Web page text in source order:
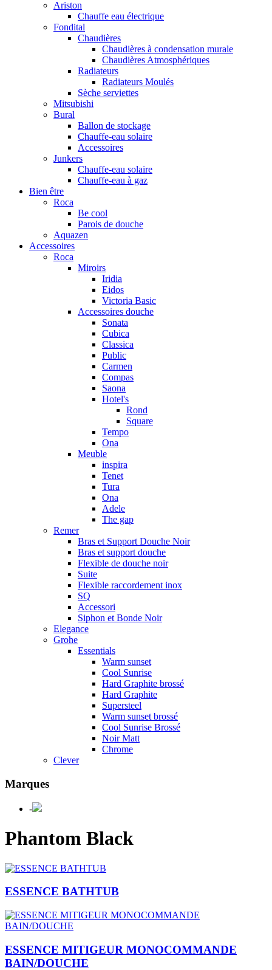
Ariston
Chauffe eau électrique
Fondital
Chaudières
Chaudières à condensation murale
Chaudières Atmosphériques
Radiateurs
Radiateurs Moulés
Sèche serviettes
Mitsubishi
Bural
Ballon de stockage
Chauffe-eau solaire
Accessoires
Junkers
Chauffe-eau solaire
Chauffe-eau à gaz
Bien être
Roca
Be cool
Parois de douche
Aquazen
Accessoires
Roca
Miroirs
Iridia
Eidos
Victoria Basic
Accessoires douche
Sonata
Cubica
Classica
Public
Carmen
Compas
Saona
Hotel's
Rond
Square
Tempo
Ona
Meuble
inspira
Tenet
Tura
Ona
Adele
The gap
Remer
Bras et Support Douche Noir
Bras et support douche
Flexible de douche noir
Suite
Flexible raccordement inox
SQ
Accessori
Siphon et Bonde Noir
Elegance
Grohe
Essentials
Warm sunset
Cool Sunrise
Hard Graphite brossé
Hard Graphite
Supersteel
Warm sunset brossé
Cool Sunrise Brossé
Noir Matt
Chrome
Clever
Marques
-
Phantom Black
ESSENCE BATHTUB
ESSENCE MITIGEUR MONOCOMMANDE
BAIN/DOUCHE